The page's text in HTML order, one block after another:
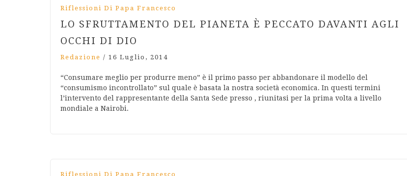
Riflessioni Di Papa Francesco
LO SFRUTTAMENTO DEL PIANETA È PECCATO DAVANTI AGLI
OCCHI DI DIO
Redazione / 16 Luglio, 2014
“Consumare meglio per produrre meno” è il primo passo per abbandonare il modello del
“consumismo incontrollato” sul quale è basata la nostra società economica. In questi termini
l’intervento del rappresentante della Santa Sede presso , riunitasi per la prima volta a livello
mondiale a Nairobi.
Riflessioni Di Papa Francesco